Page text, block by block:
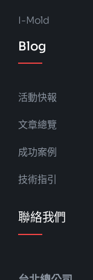
I-Mold
Blog
活動快報
文章總覽
成功案例
技術指引
聯絡我們